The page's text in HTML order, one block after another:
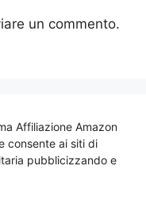
un commento.
Affiliazione Amazon
consente ai siti di
pubblicizzando e